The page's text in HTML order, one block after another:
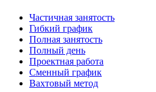
Частичная занятость
Гибкий график
Полная занятость
Полный день
Проектная работа
Сменный график
Вахтовый метод